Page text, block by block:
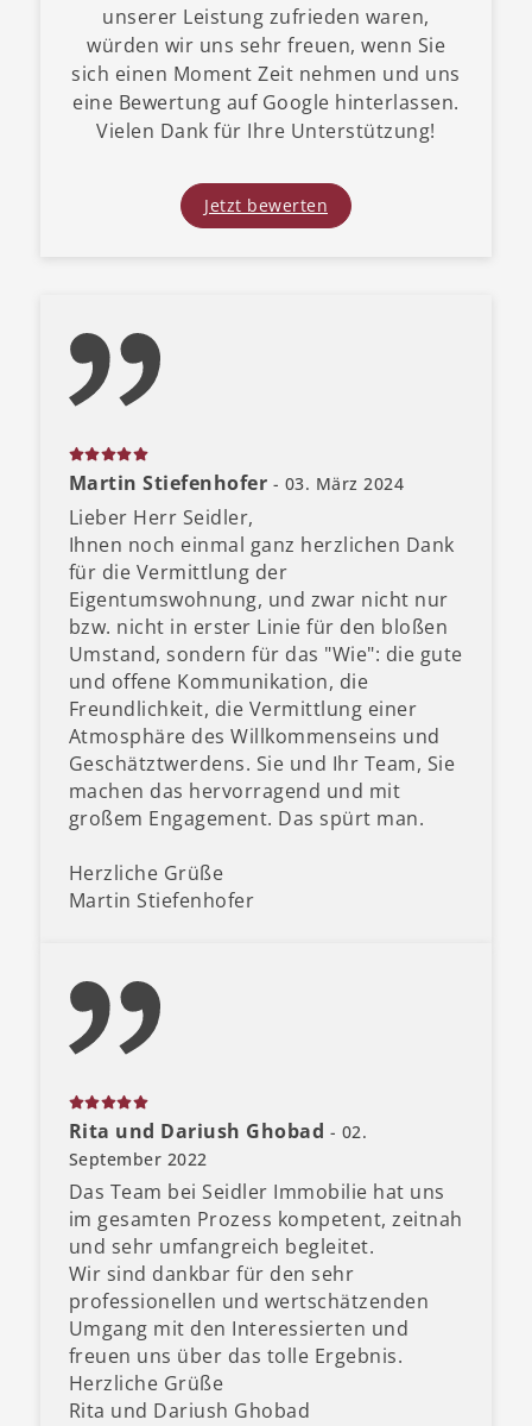
unserer Leistung zufrieden waren,
würden wir uns sehr freuen, wenn Sie
sich einen Moment Zeit nehmen und uns
eine Bewertung auf Google hinterlassen.
Vielen Dank für Ihre Unterstützung!
Jetzt bewerten
Martin Stiefenhofer - 03. März 2024
Lieber Herr Seidler,
Ihnen noch einmal ganz herzlichen Dank
für die Vermittlung der
Eigentumswohnung, und zwar nicht nur
bzw. nicht in erster Linie für den bloßen
Umstand, sondern für das "Wie": die gute
und offene Kommunikation, die
Freundlichkeit, die Vermittlung einer
Atmosphäre des Willkommenseins und
Geschätztwerdens. Sie und Ihr Team, Sie
machen das hervorragend und mit
großem Engagement. Das spürt man.
Herzliche Grüße
Martin Stiefenhofer
Rita und Dariush Ghobad - 02.
September 2022
Das Team bei Seidler Immobilie hat uns
im gesamten Prozess kompetent, zeitnah
und sehr umfangreich begleitet.
Wir sind dankbar für den sehr
professionellen und wertschätzenden
Umgang mit den Interessierten und
freuen uns über das tolle Ergebnis.
Herzliche Grüße
Rita und Dariush Ghobad